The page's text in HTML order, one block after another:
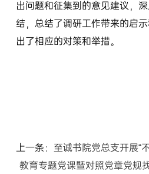
出问题和征集到的意见建议，
结，总结了调研工作带来的启
出了相应的对策和举措。
上一条： 至诚书院党总支开展“
教育专题党课暨对照党章党规